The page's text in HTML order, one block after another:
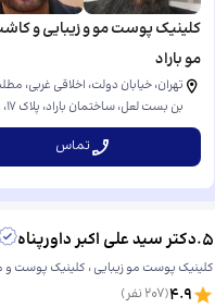
کلینیک پوست مو و زیبایی و
مو باراد
تهران، خیابان دولت، اخلاقی غربی،
تا ۴
تماس
5
.دکتر سید علی اکبر داورپناه
کلینیک پوست مو زیبایی ، کلینیک پوست و مو، کلینیک
4.9
(
207 نفر)